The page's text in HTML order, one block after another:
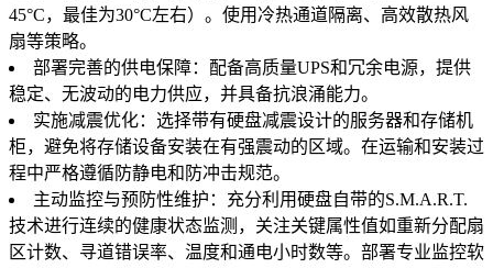
45°C，最佳为30°C左右）。使用冷热通道隔离、高效散热风
扇等策略。
部署完善的供电保障：配备高质量UPS和冗余电源，提供
稳定、无波动的电力供应，并具备抗浪涌能力。
实施减震优化：选择带有硬盘减震设计的服务器和存储机
柜，避免将存储设备安装在有强震动的区域。在运输和安装过
程中严格遵循防静电和防冲击规范。
主动监控与预防性维护：充分利用硬盘自带的S.M.A.R.T.
技术进行连续的健康状态监测，关注关键属性值如重新分配扇
区计数、寻道错误率、温度和通电小时数等。部署专业监控软